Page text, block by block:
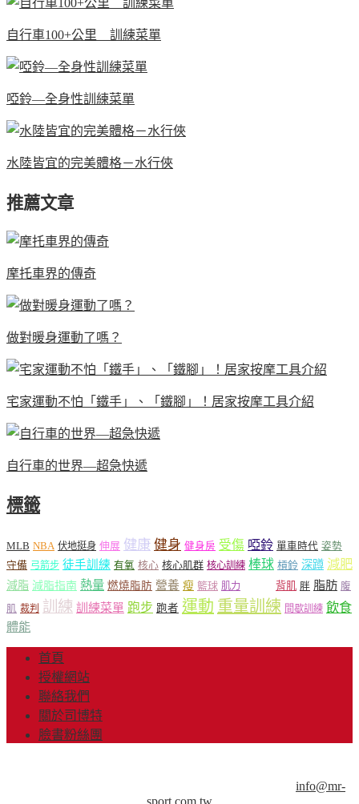
自行車100+公里 訓練菜單
啞鈴—全身性訓練菜單
水陸皆宜的完美體格－水行俠
推薦文章
摩托車界的傳奇
做對暖身運動了嗎？
宅家運動不怕「鐵手」、「鐵腳」！居家按摩工具介紹
自行車的世界—超急快遞
標籤
MLB NBA 伏地挺身 伸展 健康 健身 健身房 受傷 啞鈴 單車時代 姿勢
守備 弓箭步 徒手訓練 有氧 核心 核心肌群 核心訓練 棒球 槓鈴 深蹲 減肥
減脂 減脂指南 熱量 燃燒脂肪 營養 瘦 籃球 肌力 背肌 胖 脂肪 腹
肌 裁判 訓練 訓練菜單 跑步 跑者 運動 重量訓練 間歇訓練 飲食
體能
首頁
授權網站
聯絡我們
關於司博特
臉書粉絲團
info@mr-
sport.com.tw